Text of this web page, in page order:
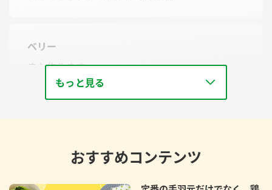
ベリー
また作ります。
もっと見る
おすすめコンテンツ